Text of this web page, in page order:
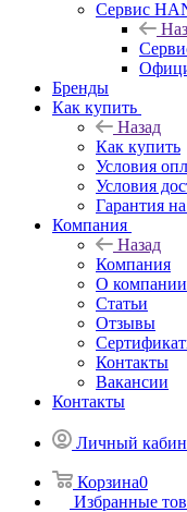
Сервис
Бренды
Как купить
Назад
Как купить
Условия
Условия
Гарантия
Компания
Назад
Компания
О компании
Статьи
Отзывы
Контакты
Вакансии
Контакты
Личный
Корзина0
Избранные